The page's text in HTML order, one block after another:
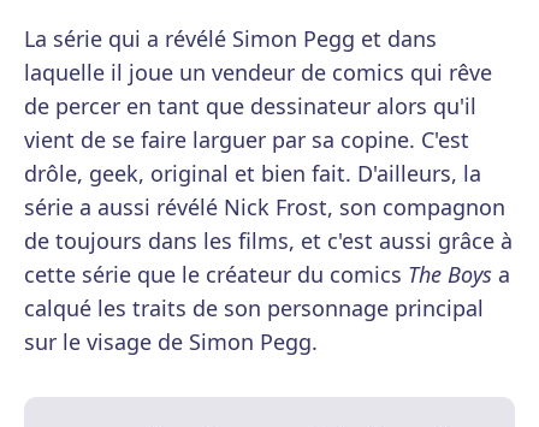
La série qui a révélé Simon Pegg et dans
laquelle il joue un vendeur de comics qui rêve
de percer en tant que dessinateur alors qu'il
vient de se faire larguer par sa copine. C'est
drôle, geek, original et bien fait. D'ailleurs, la
série a aussi révélé Nick Frost, son compagnon
de toujours dans les films, et c'est aussi grâce à
cette série que le créateur du comics The Boys a
calqué les traits de son personnage principal
sur le visage de Simon Pegg.